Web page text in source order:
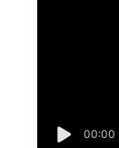
00:00